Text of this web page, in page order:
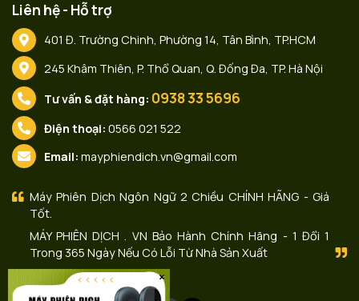
Máy Phiên Dịch Ngôn Ngữ 2 Chiều CHÍNH HÃNG - Giá
Tốt.
MÁY PHIÊN DỊCH . VN Bảo Hành Chính Hãng - 1 Đổi 1
Trong 365 Ngày Nếu Có Lỗi Từ Nhà Sản Xuất
Liên kết với chúng tôi:
Liên hệ - Hỗ trợ
401 Đ. Trường Chinh, Phường 14, Tân Bình, TP.HCM
245 Khâm Thiên, P. Thổ Quan, Q. Đống Đa, TP. Hà Nội
Tư vấn & đặt hàng: 0938 33 5696
Điện thoại: 0566 021 522
Email: mayphiendich.vn@gmail.com
×